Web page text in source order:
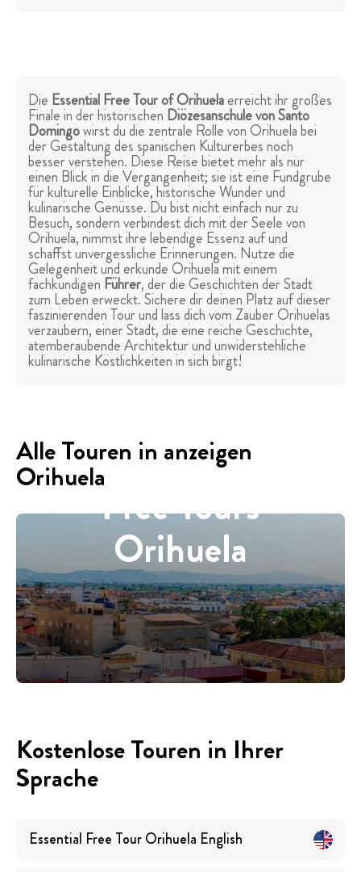
Die Essential Free Tour of Orihuelaerreicht ihr großes
Finale in der historischen Diözesanschule von Santo
Domingowirst du die zentrale Rolle von Orihuela bei
der Gestaltung des spanischen Kulturerbes noch
besser verstehen. Diese Reise bietet mehr als nur
einen Blick in die Vergangenheit; sie ist eine Fundgrube
für kulturelle Einblicke, historische Wunder und
kulinarische Genüsse. Du bist nicht einfach nur zu
Besuch, sondern verbindest dich mit der Seele von
Orihuela, nimmst ihre lebendige Essenz auf und
schaffst unvergessliche Erinnerungen. Nutze die
Gelegenheit und erkunde Orihuela mit einem
fachkundigen Führer, der die Geschichten der Stadt
zum Leben erweckt. Sichere dir deinen Platz auf dieser
faszinierenden Tour und lass dich vom Zauber Orihuelas
verzaubern, einer Stadt, die eine reiche Geschichte,
atemberaubende Architektur und unwiderstehliche
kulinarische Köstlichkeiten in sich birgt!
Alle Touren in anzeigen
Orihuela
Free Tours
Orihuela
Kostenlose Touren in Ihrer
Sprache
Essential Free Tour Orihuela English